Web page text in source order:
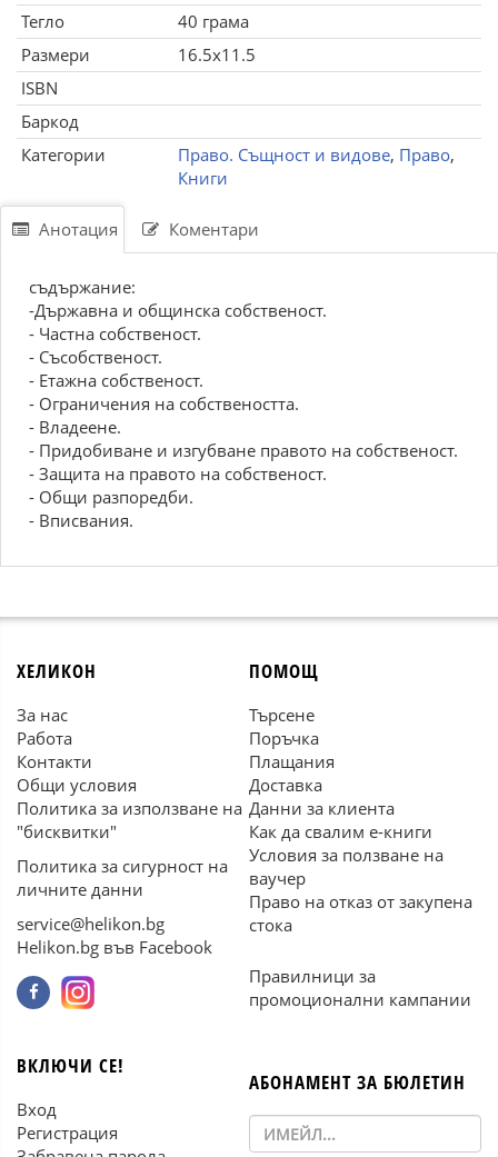
Тегло
40 грама
Размери
16.5x11.5
ISBN
Баркод
Категории
Право. Същност и видове, Право,
Книги
Анотация Коментари
съдържание:
-Държавна и общинска собственост.
- Частна собственост.
- Съсобственост.
- Етажна собственост.
- Ограничения на собствеността.
- Владеене.
- Придобиване и изгубване правото на собственост.
- Защита на правото на собственост.
- Общи разпоредби.
- Вписвания.
ХЕЛИКОН
За нас
Работа
Контакти
Общи условия
Политика за използване на
"бисквитки"
Политика за сигурност на
личните данни
service@helikon.bg
Helikon.bg във Facebook
ПОМОЩ
Търсене
Поръчка
Плащания
Доставка
Данни за клиента
Как да свалим е-книги
Условия за ползване на
ваучер
Право на отказ от закупена
стока
Правилници за
промоционални кампании
ВКЛЮЧИ СЕ!
Вход
Регистрация
АБОНАМЕНТ ЗА БЮЛЕТИН